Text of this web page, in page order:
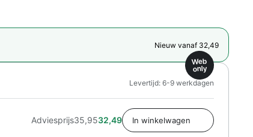
Nieuw vanaf 32,49
Web
only
Adviesprijs35,9532,49
Levertijd: 6-9 werkdagen